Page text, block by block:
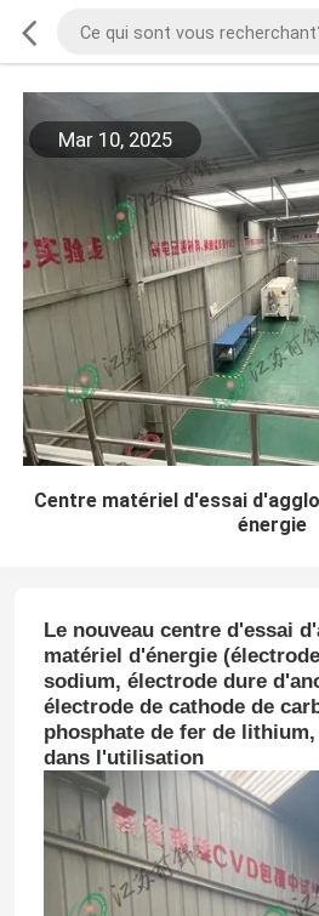
Mar 10, 2025
Centre matériel d'essai
énergie
Le nouveau centre d'essai
matériel d'énergie
sodium, électrode dure
électrode de cathode de
phosphate de fer de
dans l'utilisation